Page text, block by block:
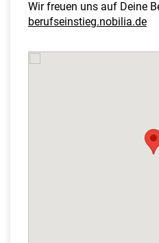
Wir freuen uns auf Deine
berufseinstieg.nobilia.de